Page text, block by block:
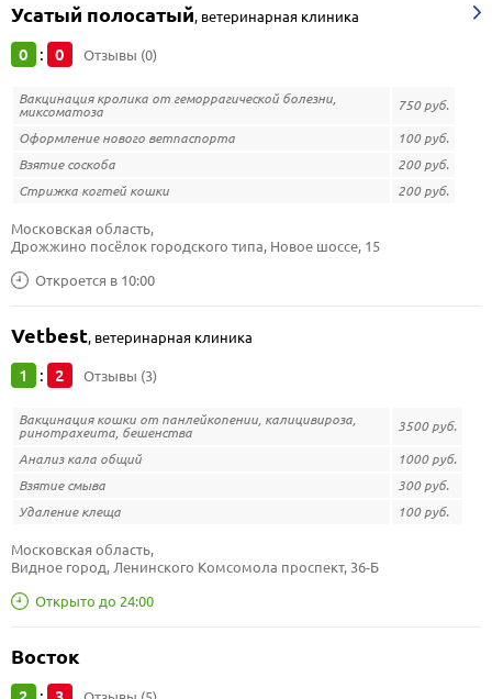
Усатый полосатый, ветеринарная клиника
0 : 0 Отзывы (0)
Вакцинация кролика от геморрагической болезни,
миксоматоза
750 руб.
Оформление нового ветпаспорта
100 руб.
Взятие соскоба
200 руб.
Стрижка когтей кошки
200 руб.
Откроется в 10:00
Московская область,
Дрожжино посёлок городского типа, Новое шоссе, 15
Vetbest, ветеринарная клиника
1 : 2 Отзывы (3)
Вакцинация кошки от панлейкопении, калицивироза,
ринотрахеита, бешенства
3500 руб.
Анализ кала общий
1000 руб.
Взятие смыва
300 руб.
Удаление клеща
100 руб.
Открыто до 24:00
Московская область,
Видное город, Ленинского Комсомола проспект, 36-Б
Восток